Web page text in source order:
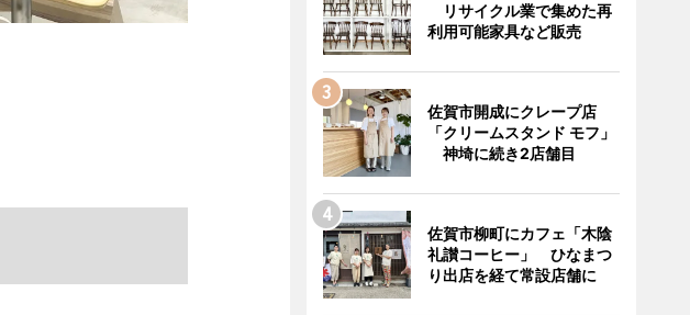
リサイクル業で集めた再
利用可能家具など販売
佐賀市開成にクレープ店
「クリームスタンド モフ」
神埼に続き2店舗目
佐賀市柳町にカフェ「木陰
礼讃コーヒー」 ひなまつ
り出店を経て常設店舗に